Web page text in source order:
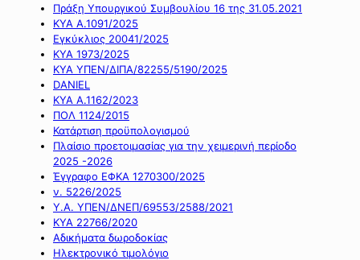
Πράξη Υπουργικού Συμβουλίου 16 της 31.05.2021
ΚΥΑ Α.1091/2025
Εγκύκλιος 20041/2025
ΚΥΑ 1973/2025
ΚΥΑ ΥΠΕΝ/ΔΙΠΑ/82255/5190/2025
DANIEL
ΚΥΑ Α.1162/2023
ΠΟΛ 1124/2015
Κατάρτιση προϋπολογισμού
Πλαίσιο προετοιμασίας για την χειμερινή περίοδο
2025 -2026
Έγγραφο ΕΦΚΑ 1270300/2025
ν. 5226/2025
Υ.Α. ΥΠΕΝ/ΔΝΕΠ/69553/2588/2021
ΚΥΑ 22766/2020
Αδικήματα δωροδοκίας
Ηλεκτρονικό τιμολόγιο